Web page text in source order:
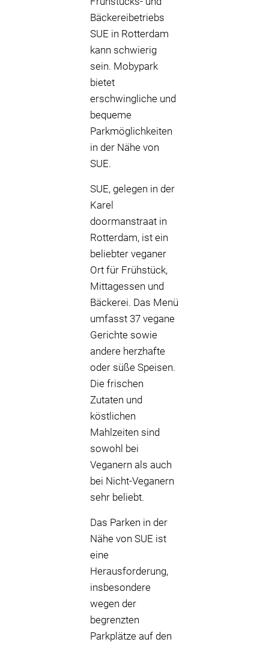
Bäckereibetriebs
SUE in Rotterdam
kann schwierig
sein. Mobypark
bietet
erschwingliche und
bequeme
Parkmöglichkeiten
in der Nähe von
SUE.
SUE, gelegen in der
Karel
doormanstraat in
Rotterdam, ist ein
beliebter veganer
Ort für Frühstück,
Mittagessen und
Bäckerei. Das Menü
umfasst 37 vegane
Gerichte sowie
andere herzhafte
oder süße Speisen.
Die frischen
Zutaten und
köstlichen
Mahlzeiten sind
sowohl bei
Veganern als auch
bei Nicht-Veganern
sehr beliebt.
Das Parken in der
Nähe von SUE ist
eine
Herausforderung,
insbesondere
wegen der
begrenzten
Parkplätze auf den